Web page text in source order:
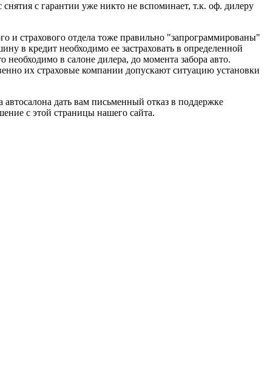
с гарантии уже никто не вспоминает, т.к. оф. дилеру
и страхового отдела тоже правильно "запрограммированы"
в кредит необходимо ее застраховать в определенной
необходимо в салоне дилера, до момента забора авто.
их страховые компании допускают ситуацию установки
дать вам письменный отказ в поддержке
с этой страницы нашего сайта.